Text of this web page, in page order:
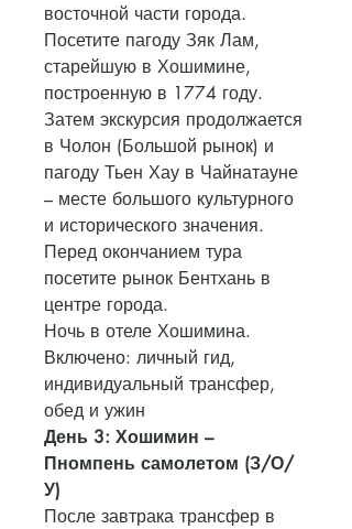
восточной части города.
Посетите пагоду Зяк Лам,
старейшую в Хошимине,
построенную в 1774 году.
Затем экскурсия продолжается
в Чолон (Большой рынок) и
пагоду Тьен Хау в Чайнатауне
– месте большого культурного
и исторического значения.
Перед окончанием тура
посетите рынок Бентхань в
центре города.
Ночь в отеле Хошимина.
Включено: личный гид,
индивидуальный трансфер,
обед и ужин
День 3: Хошимин –
Пномпень самолетом (З/О/
У)
После завтрака трансфер в